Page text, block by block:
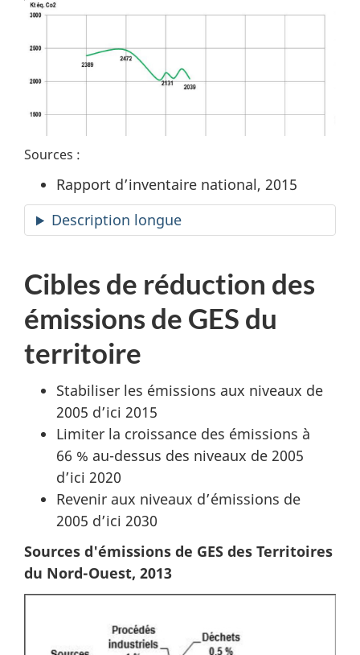
Sources :
Rapport d’inventaire national, 2015
Description longue
Cibles de réduction des
émissions de GES du
territoire
Stabiliser les émissions aux niveaux de
2005 d’ici 2015
Limiter la croissance des émissions à
66 % au-dessus des niveaux de 2005
d’ici 2020
Revenir aux niveaux d’émissions de
2005 d’ici 2030
Sources d'émissions de GES des Territoires
du Nord-Ouest, 2013